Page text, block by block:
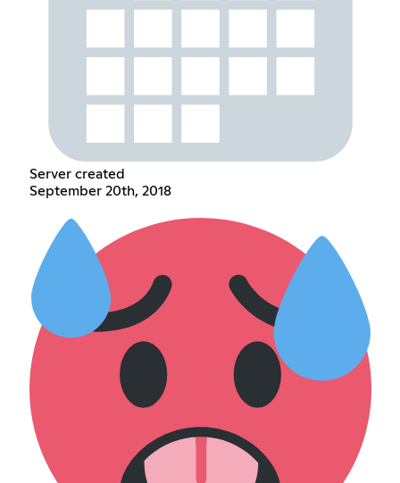
Server created
September 20th, 2018